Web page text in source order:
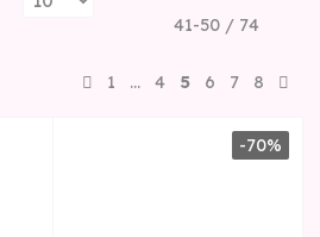
41-50 / 74
1 … 4 5 6 7 8
-70%